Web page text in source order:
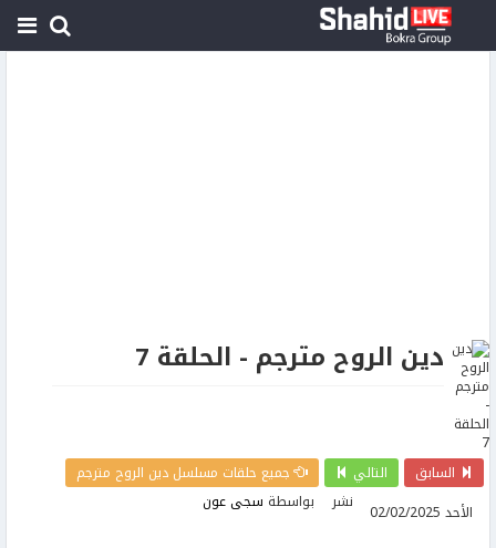
دين الروح مترجم - الحلقة 7
السابق التالي
جميع حلقات مسلسل دين الروح مترجم
نشر
الأحد 02/02/2025 بواسطة سجى عون